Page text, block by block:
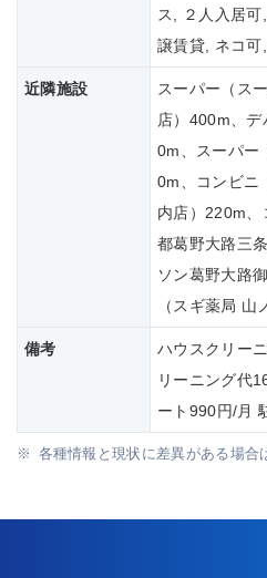
ス, ２人入居
譲賃貸, ネコ可
近隣施設
スーパー（ス
店）400m、
0m、スーパー
0m、コンビニ
内店）220m、
都葛野大路三
ソン葛野大路
（スギ薬局 山
備考
ハウスクリー
リーニング代
ート990円/月
各種情報と現状に差異がある場合